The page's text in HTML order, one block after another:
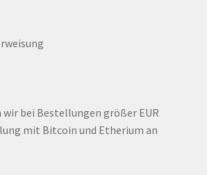
bei Bestellungen größer EUR
mit Bitcoin und Etherium an